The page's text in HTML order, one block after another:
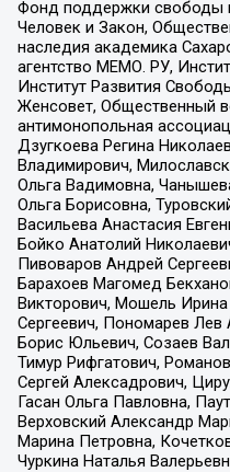
Фонд поддержки свободы
Человек и Закон,
наследия академика
агентство МЕМО. РУ,
Институт Развития
Женсовет, Общественный
антимонопольная
Дзугкоева Регина
Владимирович,
Ольга Вадимовна,
Ольга Борисовна,
Васильева Анастасия
Бойко Анатолий
Пивоваров Андрей
Барахоев Магомед
Викторович, Мошель
Сергеевич, Пономарев Лев
Борис Юльевич, Созаев
Тимур Рифгатович,
Сергей Алексадрович,
Гасан Ольга Павловна,
Верховский Александр
Марина Петровна,
Чуркина Наталья